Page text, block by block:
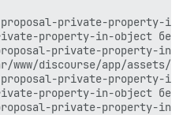
private-property-
property-in-object без
private-property-in-
www/discourse/app/
private-property-
property-in-object без
private-property-in-